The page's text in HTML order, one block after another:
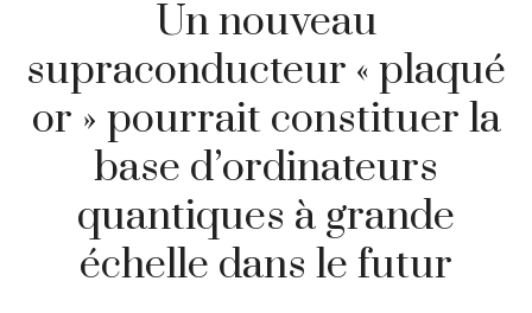
Un nouveau
supraconducteur « plaqué
or » pourrait constituer la
base d’ordinateurs
quantiques à grande
échelle dans le futur